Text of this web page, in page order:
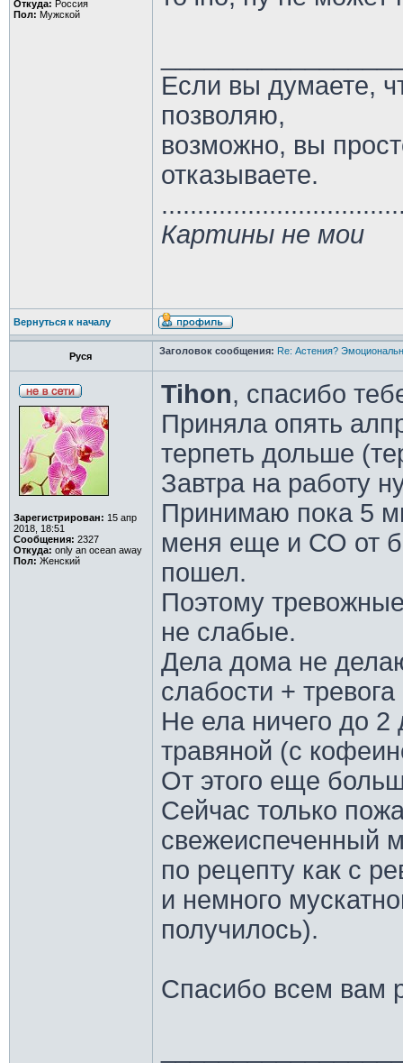
Откуда: Россия
Пол: Мужской
Если вы думаете,
позволяю,
возможно, вы
отказываете.
Картины не мои
Вернуться к началу
Руся Заголовок сообщения: Re: Астения?
Зарегистрирован: 15 апр
2018, 18:51
Сообщения: 2327
Откуда: only an ocean away
Пол: Женский
Tihon, спасибо
Приняла опять
терпеть дольше
Завтра на работу
Принимаю пока 5
меня еще и СО от
пошел.
Поэтому
не слабые.
Дела дома не
слабости +
Не ела ничего до 2
травяной (с
От этого еще
Сейчас только
свежеиспеченный
по рецепту как с
и немного
получилось).
Спасибо всем вам